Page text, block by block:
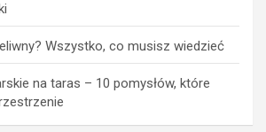
Wszystko, co musisz wiedzieć
na taras – 10 pomysłów, które